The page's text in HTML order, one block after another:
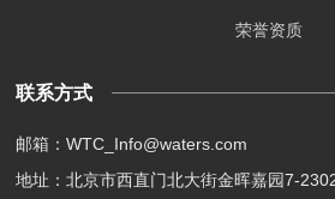
荣誉资质
联系方式
邮箱：WTC_Info@waters.com
地址：北京市西直门北大街金晖嘉园7-